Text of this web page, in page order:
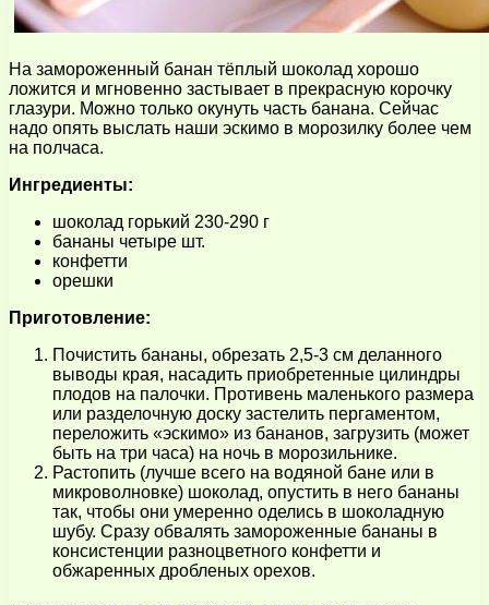
На замороженный банан тёплый шоколад хорошо
ложится и мгновенно застывает в прекрасную корочку
глазури. Можно только окунуть часть банана. Сейчас
надо опять выслать наши эскимо в морозилку более чем
на полчаса.
Ингредиенты:
шоколад горький 230-290 г
бананы четыре шт.
конфетти
орешки
Приготовление:
Почистить бананы, обрезать 2,5-3 см деланного
выводы края, насадить приобретенные цилиндры
плодов на палочки. Противень маленького размера
или разделочную доску застелить пергаментом,
переложить «эскимо» из бананов, загрузить (может
быть на три часа) на ночь в морозильнике.
Растопить (лучше всего на водяной бане или в
микроволновке) шоколад, опустить в него бананы
так, чтобы они умеренно оделись в шоколадную
шубу. Сразу обвалять замороженные бананы в
консистенции разноцветного конфетти и
обжаренных дробленых орехов.